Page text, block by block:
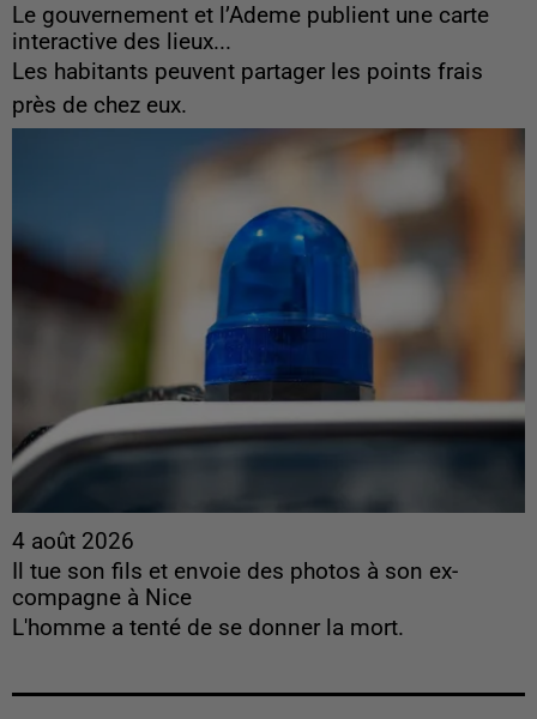
Le gouvernement et l’Ademe publient une carte
interactive des lieux...
Les habitants peuvent partager les points frais
près de chez eux.
4 août 2026
Il tue son fils et envoie des photos à son ex-
compagne à Nice
L'homme a tenté de se donner la mort.